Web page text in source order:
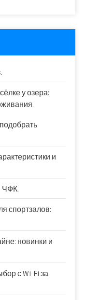
у озера:
и
ЧФК.
спортзалов:
новинки и
с Wi-Fi за